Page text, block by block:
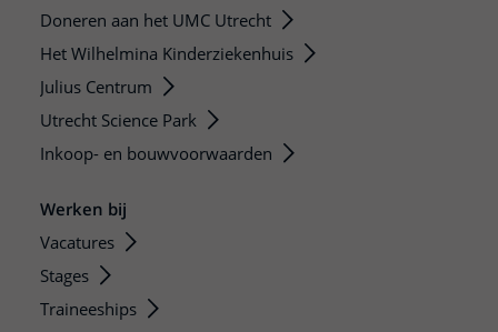
Doneren aan het UMC Utrecht
Het Wilhelmina Kinderziekenhuis
Julius Centrum
Utrecht Science Park
Inkoop- en bouwvoorwaarden
Werken bij
Vacatures
Stages
Traineeships